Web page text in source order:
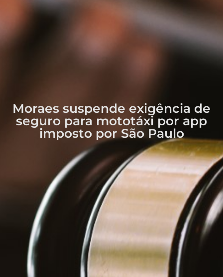
Moraes suspende exigência de
seguro para mototáxi por app
imposto por São Paulo